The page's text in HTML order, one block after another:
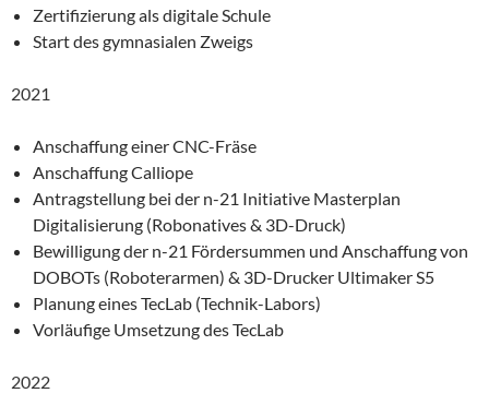
Zertifizierung als digitale Schule
Start des gymnasialen Zweigs
2021
Anschaffung einer CNC-Fräse
Anschaffung Calliope
Antragstellung bei der n-21 Initiative Masterplan
Digitalisierung (Robonatives & 3D-Druck)
Bewilligung der n-21 Fördersummen und Anschaffung von
DOBOTs (Roboterarmen) & 3D-Drucker Ultimaker S5
Planung eines TecLab (Technik-Labors)
Vorläufige Umsetzung des TecLab
2022